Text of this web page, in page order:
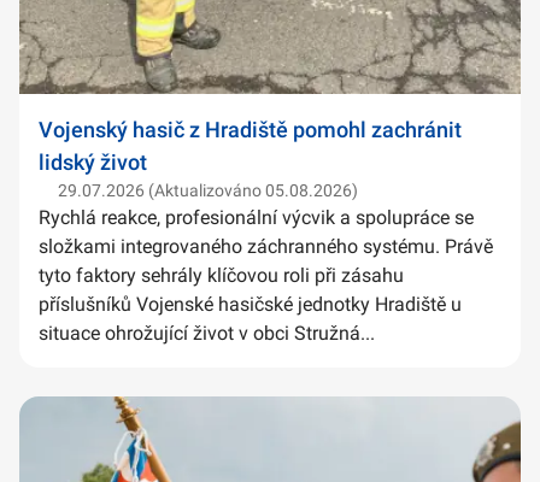
Vojenský hasič z Hradiště pomohl zachránit
lidský život
29.07.2026 (Aktualizováno 05.08.2026)
Rychlá reakce, profesionální výcvik a spolupráce se
složkami integrovaného záchranného systému. Právě
tyto faktory sehrály klíčovou roli při zásahu
příslušníků Vojenské hasičské jednotky Hradiště u
situace ohrožující život v obci Stružná...